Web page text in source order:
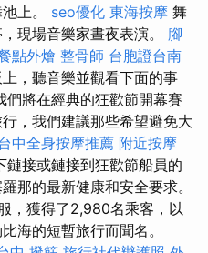
上。 seo優化 東海按摩 舞
現場音樂家晝夜表演。 腳
點外燴 整骨師 台胞證台南
，聽音樂並觀看下面的事
將在經典的狂歡節開幕賽
，我們建議那些希望避免大
中全身按摩推薦 附近按摩
鏈接或鏈接到狂歡節船員的
那的最新健康和安全要求。
，獲得了2,980名乘客，以
海的短暫旅行而聞名。